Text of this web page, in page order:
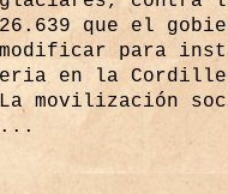
que el
para
en la
movilización